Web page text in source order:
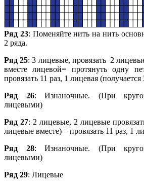
Ряд 23: Поменяйте нить на нить
2 ряда.
Ряд 25: 3 лицевые, провязать 2
вместе лицевой= протянуть одну
провязать 11 раз, 1 лицевая (получается
Ряд 26: Изнаночные. (При
лицевыми)
Ряд 27: 2 лицевые, 2 лицевые
лицевые вместе) – провязать 11 раз, 1
Ряд 28: Изнаночные. (При
лицевыми)
Ряд 29: Лицевые